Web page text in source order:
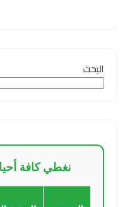
البحث
نغطي كافة أحياء